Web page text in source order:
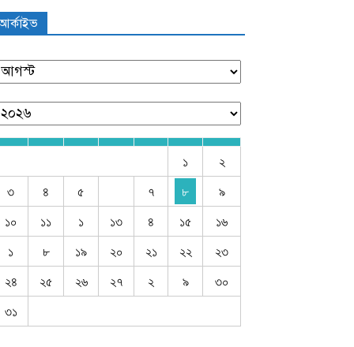
১
২
৩
৪ ৫ ৭ ৮
৯
১০
১১ ১ ১৩ ৪ ১৫
১৬
১
৮ ১৯ ২০ ২১ ২২
২৩
২৪
২৫ ২৬ ২৭ ২ ৯
৩০
৩১